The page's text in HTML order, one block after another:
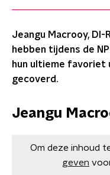
Jeangu Macrooy, DI-
hebben tijdens de
hun ultieme favoriet
gecoverd.
Jeangu
Om deze inhoud
geven